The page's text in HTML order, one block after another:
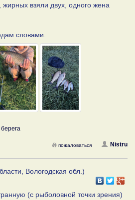
жирных взяли двух, одного жена
словами.
Nistru
пожаловаться
Вологодская обл.)
(с рыболовной точки зрения)